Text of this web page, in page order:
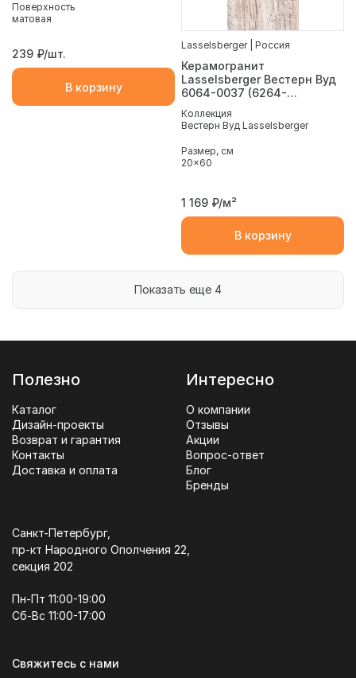
Поверхность
матовая
239 ₽/шт.
В корзину
Lasselsberger | Россия
Керамогранит
Lasselsberger Вестерн Вуд
6064-0037 (6264-
Коллекция
Вестерн Вуд Lasselsberger
Размер, см
20x60
1 169 ₽/м²
В корзину
Показать еще 4
Полезно
Каталог
Дизайн-проекты
Возврат и гарантия
Контакты
Доставка и оплата
Интересно
О компании
Отзывы
Акции
Вопрос-ответ
Блог
Бренды
Санкт-Петербург,
пр-кт Народного Ополчения 22,
секция 202
Пн-Пт 11:00-19:00
Сб-Вс 11:00-17:00
Свяжитесь с нами